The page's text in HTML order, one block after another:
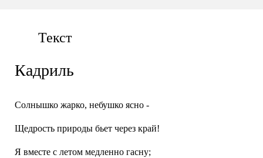
Текст
Кадриль
Солнышко жарко, небушко ясно -
Щедрость природы бьет через край!
Я вместе с летом медленно гасну;